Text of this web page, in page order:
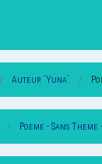
Auteur `Yuna`
Poeme - Sans Theme -